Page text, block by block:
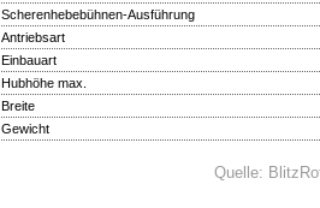
Scherenhebebühnen-Ausführung
Antriebsart
Einbauart
Hubhöhe max.
Breite
Gewicht
Quelle: